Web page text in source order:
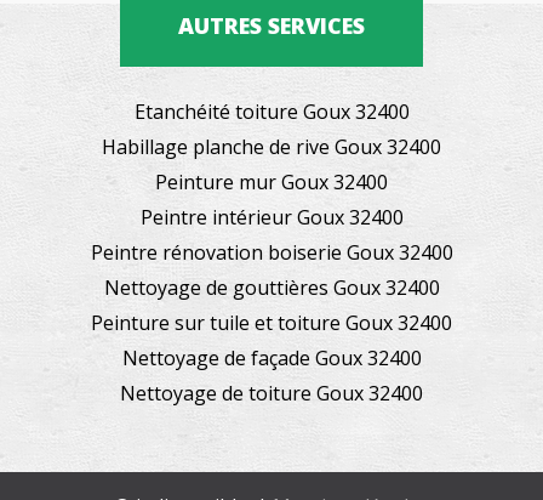
AUTRES SERVICES
Etanchéité toiture Goux 32400
Habillage planche de rive Goux 32400
Peinture mur Goux 32400
Peintre intérieur Goux 32400
Peintre rénovation boiserie Goux 32400
Nettoyage de gouttières Goux 32400
Peinture sur tuile et toiture Goux 32400
Nettoyage de façade Goux 32400
Nettoyage de toiture Goux 32400